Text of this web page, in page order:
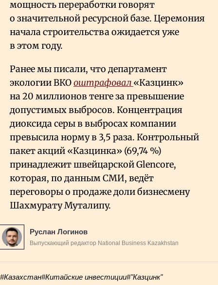
мощность переработки говорят
о значительной ресурсной базе. Церемония
начала строительства ожидается уже
в этом году.
Ранее мы писали, что департамент
экологии ВКОоштрафовал «Казцинк»
на 20 миллионов тенге за превышение
допустимых выбросов. Концентрация
диоксида серы в выбросах компании
превысила норму в 3,5 раза. Контрольный
пакет акций «Казцинка» (69,74 %)
принадлежит швейцарской Glencore,
которая, по данным СМИ, ведёт
переговоры о продаже доли бизнесмену
Шахмурату Муталипу.
Руслан Логинов
Выпускающий редактор National Business Kazakhstan
#Казахстан#Китайские инвестиции#"Казцинк"